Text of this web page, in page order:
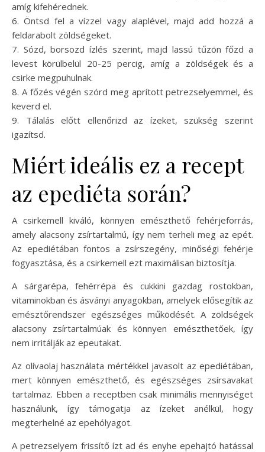
amíg kifehérednek.
6. Öntsd fel a vízzel vagy alaplével, majd add hozzá a
feldarabolt zöldségeket.
7. Sózd, borsozd ízlés szerint, majd lassú tűzön főzd a
levest körülbelül 20-25 percig, amíg a zöldségek és a
csirke megpuhulnak.
8. A főzés végén szórd meg aprított petrezselyemmel, és
keverd el.
9. Tálalás előtt ellenőrizd az ízeket, szükség szerint
igazítsd.
Miért ideális ez a recept
az epediéta során?
A csirkemell kiváló, könnyen emészthető fehérjeforrás,
amely alacsony zsírtartalmú, így nem terheli meg az epét.
Az epediétában fontos a zsírszegény, minőségi fehérje
fogyasztása, és a csirkemell ezt maximálisan biztosítja.
A sárgarépa, fehérrépa és cukkini gazdag rostokban,
vitaminokban és ásványi anyagokban, amelyek elősegítik az
emésztőrendszer egészséges működését. A zöldségek
alacsony zsírtartalmúak és könnyen emészthetőek, így
nem irritálják az epeutakat.
Az olívaolaj használata mértékkel javasolt az epediétában,
mert könnyen emészthető, és egészséges zsírsavakat
tartalmaz. Ebben a receptben csak minimális mennyiséget
használunk, így támogatja az ízeket anélkül, hogy
megterhelné az epehólyagot.
A petrezselyem frissítő ízt ad és enyhe epehajtó hatással